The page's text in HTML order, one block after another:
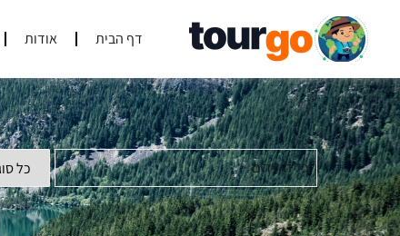
דף הבית אודות
כל היעדים